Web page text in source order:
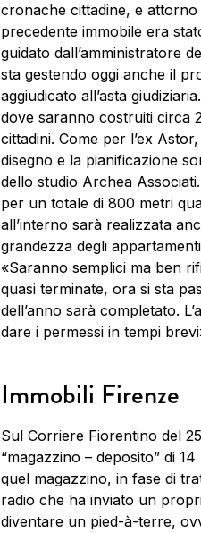
cronache cittadine, e
precedente immobile era
guidato dall’amministratore
sta gestendo oggi anche il
aggiudicato all’asta
dove saranno costruiti circa
cittadini. Come per l’ex
disegno e la pianificazione
dello studio Archea
per un totale di 800 metri
all’interno sarà realizzata
grandezza degli
«Saranno semplici ma ben
quasi terminate, ora si sta
dell’anno sarà completato.
dare i permessi in tempi
Immobili Firenze
Sul Corriere Fiorentino del
“magazzino – deposito” di
quel magazzino, in fase di
radio che ha inviato un
diventare un pied-à-terre,